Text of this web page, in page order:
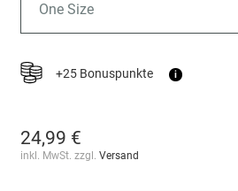
One Size
+25 Bonuspunkte i
24,99 €
inkl. MwSt. zzgl. Versand